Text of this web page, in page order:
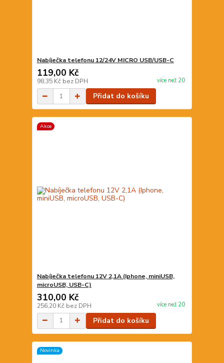
Nabíječka telefonu 12/24V MICRO USB/USB-C
119,00 Kč
98,35 Kč bez DPH více než 20
Přidat do košíku
Akce
Nabíječka telefonu 12V 2,1A (Iphone, miniUSB,
microUSB, USB-C)
310,00 Kč
256,20 Kč bez DPH více než 20
Přidat do košíku
Novinka